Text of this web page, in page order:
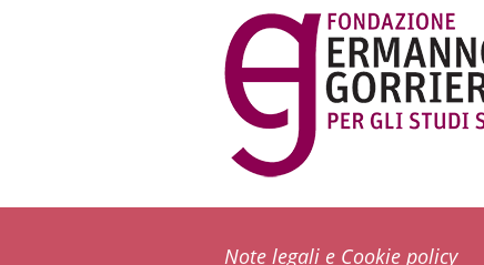
Note legali e Cookie policy